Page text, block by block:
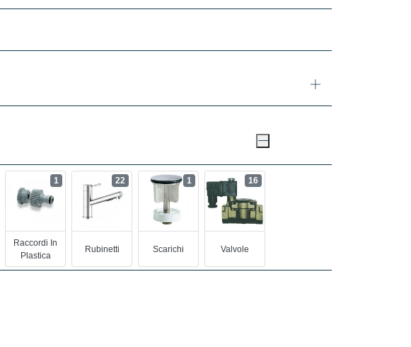
Raccordi In
Plastica
1
Rubinetti
22
Scarichi
1
Valvole
16